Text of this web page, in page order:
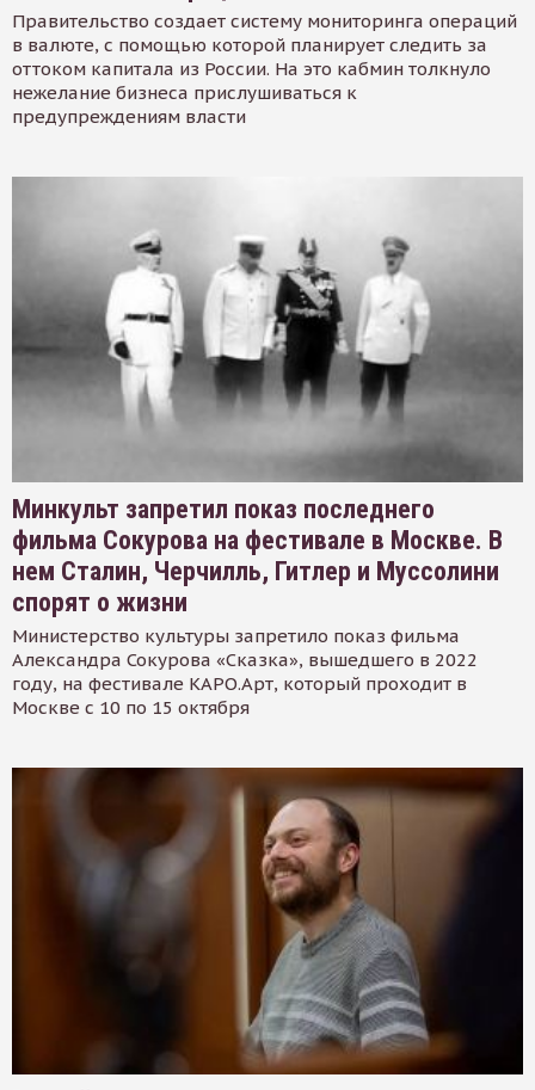
Правительство создает систему мониторинга операций
в валюте, с помощью которой планирует следить за
оттоком капитала из России. На это кабмин толкнуло
нежелание бизнеса прислушиваться к
предупреждениям власти
Минкульт запретил показ последнего
фильма Сокурова на фестивале в Москве. В
нем Сталин, Черчилль, Гитлер и Муссолини
спорят о жизни
Министерство культуры запретило показ фильма
Александра Сокурова «Сказка», вышедшего в 2022
году, на фестивале КАРО.Арт, который проходит в
Москве с 10 по 15 октября